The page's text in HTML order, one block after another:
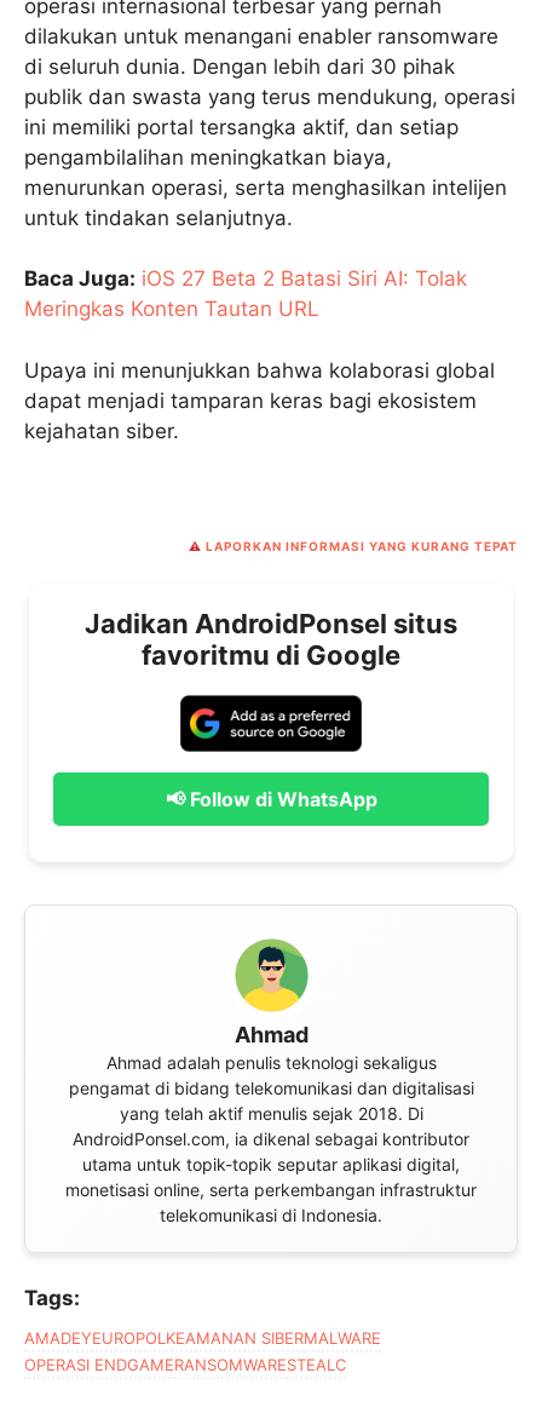
operasi internasional terbesar yang pernah
dilakukan untuk menangani enabler ransomware
di seluruh dunia. Dengan lebih dari 30 pihak
publik dan swasta yang terus mendukung, operasi
ini memiliki portal tersangka aktif, dan setiap
pengambilalihan meningkatkan biaya,
menurunkan operasi, serta menghasilkan intelijen
untuk tindakan selanjutnya.
Baca Juga: iOS 27 Beta 2 Batasi Siri AI: Tolak
Meringkas Konten Tautan URL
Upaya ini menunjukkan bahwa kolaborasi global
dapat menjadi tamparan keras bagi ekosistem
kejahatan siber.
⚠️ LAPORKAN INFORMASI YANG KURANG TEPAT
Jadikan AndroidPonsel situs
favoritmu di Google
📢 Follow di WhatsApp
Ahmad
Ahmad adalah penulis teknologi sekaligus
pengamat di bidang telekomunikasi dan digitalisasi
yang telah aktif menulis sejak 2018. Di
AndroidPonsel.com, ia dikenal sebagai kontributor
utama untuk topik-topik seputar aplikasi digital,
monetisasi online, serta perkembangan infrastruktur
telekomunikasi di Indonesia.
Tags:
AMADEYEUROPOLKEAMANAN SIBERMALWARE
OPERASI ENDGAMERANSOMWARESTEALC